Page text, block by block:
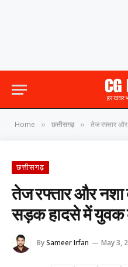
Home » छत्तीसगढ़ » तेज रफ्तार और
छत्तीसगढ़
तेज रफ्तार और नशा
सड़क हादसे में युवक
BySameer Irfan May 3,